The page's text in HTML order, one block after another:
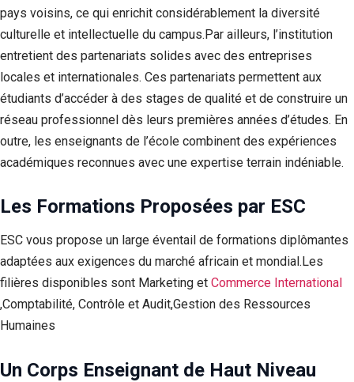
pays voisins, ce qui enrichit considérablement la diversité
culturelle et intellectuelle du campus.Par ailleurs, l’institution
entretient des partenariats solides avec des entreprises
locales et internationales. Ces partenariats permettent aux
étudiants d’accéder à des stages de qualité et de construire un
réseau professionnel dès leurs premières années d’études. En
outre, les enseignants de l’école combinent des expériences
académiques reconnues avec une expertise terrain indéniable.
Les Formations Proposées par ESC
ESC vous propose un large éventail de formations diplômantes
adaptées aux exigences du marché africain et mondial.Les
filières disponibles sont Marketing et Commerce International
,Comptabilité, Contrôle et Audit,Gestion des Ressources
Humaines
Un Corps Enseignant de Haut Niveau